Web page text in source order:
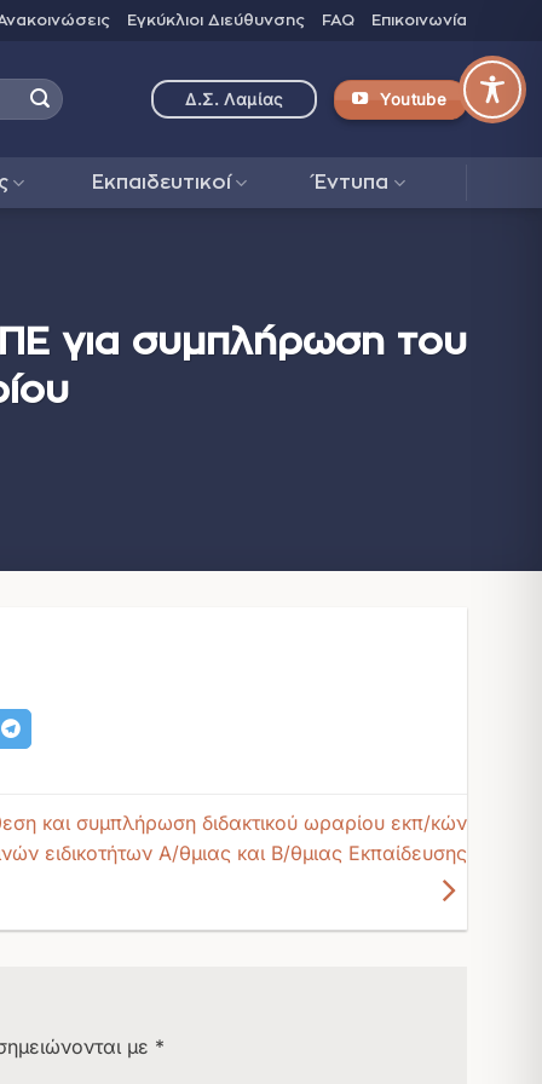
Εγκύκλιοι Διεύθυνσης FAQ Επικοινωνία
Δ.Σ. Λαμίας Youtube
Εκπαιδευτικοί Έντυπα
ΠΕ για συμπλήρωση του
και συμπλήρωση διδακτικού ωραρίου εκπ/κών
ειδικοτήτων Α/θμιας και Β/θμιας Εκπαίδευσης
με *